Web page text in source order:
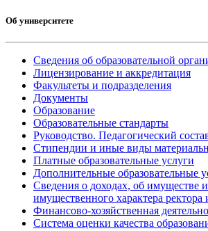
Об университете
Сведения об образовательной
Лицензирование и аккредитация
Факультеты и подразделения
Документы
Образование
Образовательные стандарты
Руководство. Педагогический
Стипендии и иные виды
Платные образовательные услуги
Дополнительные образовательные
Сведения о доходах, об имуществе и
имущественного характера ректора
Финансово-хозяйственная
Система оценки качества